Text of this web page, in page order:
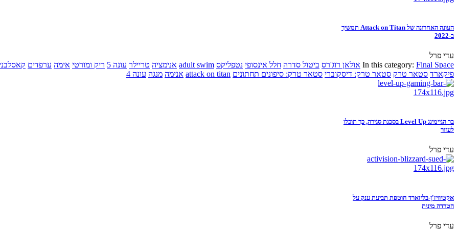
העונה האחרונה של Attack on Titan תמשיך
ב-2022
עדי פרל
In this category: Final Space אולאן רוג'רס ביטול סדרה חלל אינסופי נטפליקס adult swim אנימציה טריילר עונה 5 ריק ומורטי אימה ערפדים
פיקארד סטאר טרק סטאר טרק: דיסקוברי סטאר טרק: סיפונים תחתונים attack on titan אנימה מנגה עונה 4
בר הגיימינג Level Up בסכנת סגירה, כך תוכלו
לעזור
עדי פרל
אקטיוויז'ן-בליזארד חוטפת תביעת ענק על
הטרדה מינית
עדי פרל